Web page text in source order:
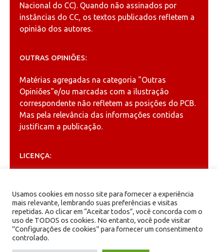
Nacional do CC). Quando não assinados por
instâncias do CC, os textos publicados refletem a
opinião dos autores.
OUTRAS OPINIÕES:
Matérias agregadas na categoria "Outras
Opiniões"e/ou marcadas com a ilustração
correspondente não refletem as posições do PCB.
Mas pela relevância das informações contidas
justificam a publicação.
LICENÇA:
Creative Commons
ARQUIVOS
Arquivos
Usamos cookies em nosso site para fornecer a experiência
mais relevante, lembrando suas preferências e visitas
repetidas. Ao clicar em “Aceitar todos”, você concorda com o
uso de TODOS os cookies. No entanto, você pode visitar
"Configurações de cookies" para fornecer um consentimento
controlado.